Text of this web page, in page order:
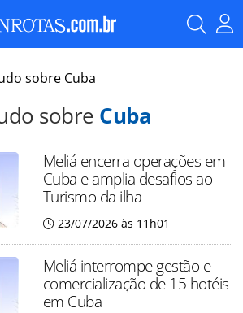
sobre Cuba
sobre Cuba
Meliá encerra operações em
Cuba e amplia desafios ao
Turismo da ilha
23/07/2026 às 11h01
Meliá interrompe gestão e
comercialização de 15 hotéis
em Cuba